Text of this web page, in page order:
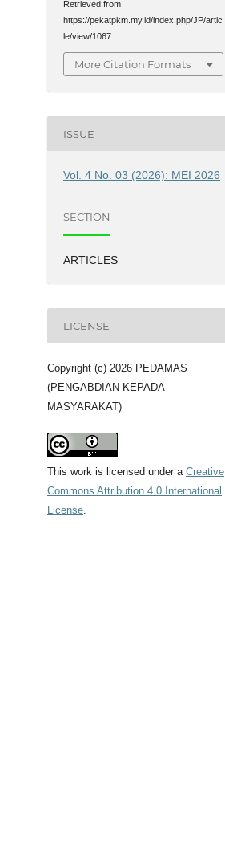
Retrieved from
https://pekatpkm.my.id/index.php/JP/artic
le/view/1067
More Citation Formats
ISSUE
Vol. 4 No. 03 (2026): MEI 2026
SECTION
ARTICLES
LICENSE
Copyright (c) 2026 PEDAMAS
(PENGABDIAN KEPADA
MASYARAKAT)
This work is licensed under a Creative
Commons Attribution 4.0 International
License.